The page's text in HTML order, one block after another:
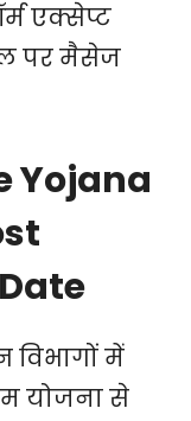
एक्सेप्ट
पर मैसेज
Yojana
विभागों में
योजना से